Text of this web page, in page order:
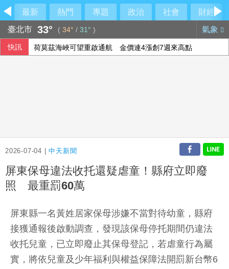
最新 熱門 專題 政治 社會
財經
臺北市 33° ( 34° / 31° ) 氣象
快訊 荷莫茲海峽可望重啟通航 金價連4漲創7週來高點
2026-07-04 |中天新聞
屏東保母違法收托還疑虐童！縣府立即廢
照 最重罰60萬
屏東縣一名黃姓居家保母涉嫌不當對待幼童，縣府
接獲通報後啟動調查，發現該保母停托期間仍違法
收托兒童，已立即廢止其保母登記，若虐童行為屬
實，將依兒童及少年福利與權益保障法開罰新台幣6